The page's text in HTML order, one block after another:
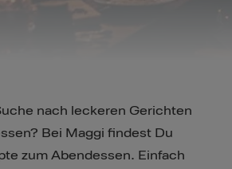
nach leckeren Gerichten
Bei Maggi findest Du
zum Abendessen. Einfach